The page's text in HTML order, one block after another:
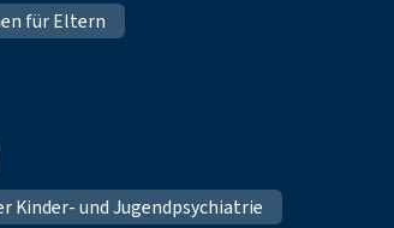
für Eltern
Kinder- und Jugendpsychiatrie